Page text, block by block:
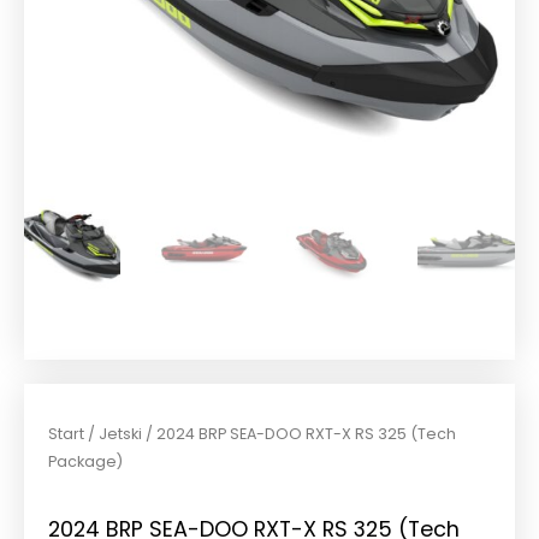
Start / Jetski / 2024 BRP SEA-DOO RXT-X RS 325 (Tech
Package)
2024 BRP SEA-DOO RXT-X RS 325 (Tech